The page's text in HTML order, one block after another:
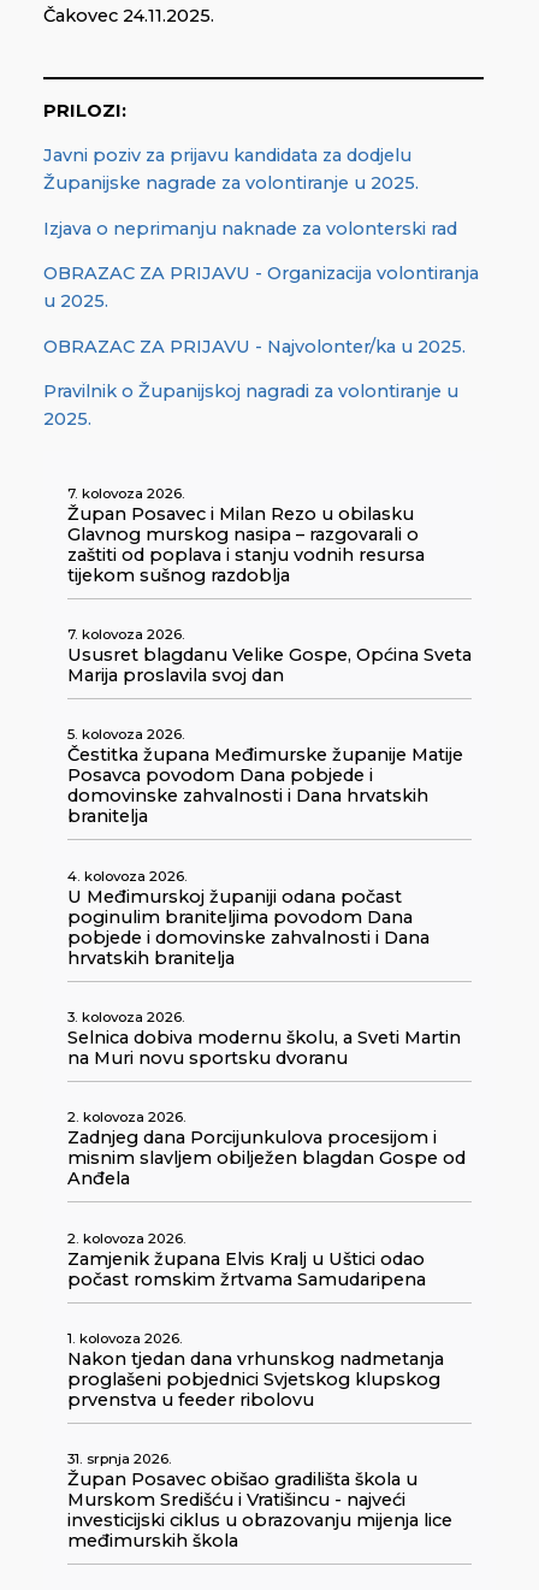
Čakovec 24.11.2025.
PRILOZI:
Javni poziv za prijavu kandidata za dodjelu
Županijske nagrade za volontiranje u 2025.
Izjava o neprimanju naknade za volonterski rad
OBRAZAC ZA PRIJAVU - Organizacija volontiranja
u 2025.
OBRAZAC ZA PRIJAVU - Najvolonter/ka u 2025.
Pravilnik o Županijskoj nagradi za volontiranje u
2025.
7. kolovoza 2026.
Župan Posavec i Milan Rezo u obilasku
Glavnog murskog nasipa – razgovarali o
zaštiti od poplava i stanju vodnih resursa
tijekom sušnog razdoblja
7. kolovoza 2026.
Ususret blagdanu Velike Gospe, Općina Sveta
Marija proslavila svoj dan
5. kolovoza 2026.
Čestitka župana Međimurske županije Matije
Posavca povodom Dana pobjede i
domovinske zahvalnosti i Dana hrvatskih
branitelja
4. kolovoza 2026.
U Međimurskoj županiji odana počast
poginulim braniteljima povodom Dana
pobjede i domovinske zahvalnosti i Dana
hrvatskih branitelja
3. kolovoza 2026.
Selnica dobiva modernu školu, a Sveti Martin
na Muri novu sportsku dvoranu
2. kolovoza 2026.
Zadnjeg dana Porcijunkulova procesijom i
misnim slavljem obilježen blagdan Gospe od
Anđela
2. kolovoza 2026.
Zamjenik župana Elvis Kralj u Uštici odao
počast romskim žrtvama Samudaripena
1. kolovoza 2026.
Nakon tjedan dana vrhunskog nadmetanja
proglašeni pobjednici Svjetskog klupskog
prvenstva u feeder ribolovu
31. srpnja 2026.
Župan Posavec obišao gradilišta škola u
Murskom Središću i Vratišincu - najveći
investicijski ciklus u obrazovanju mijenja lice
međimurskih škola